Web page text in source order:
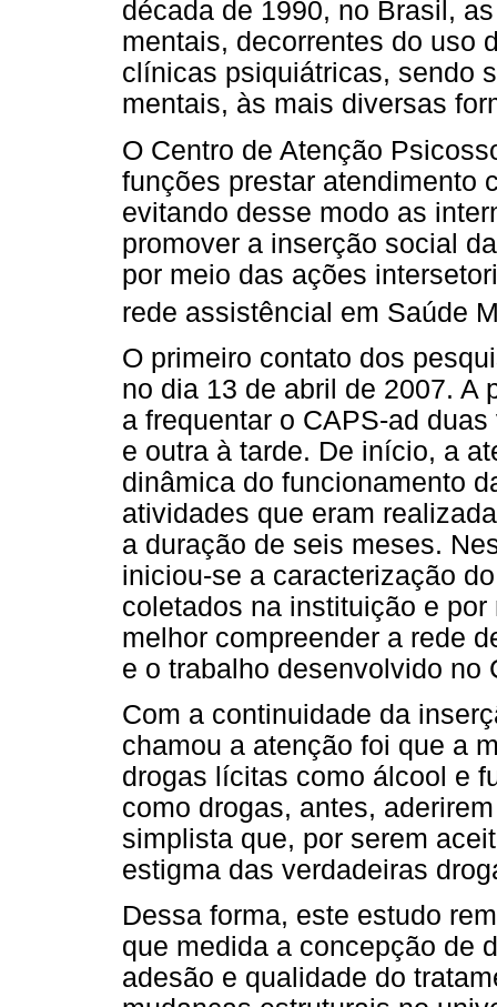
década de 1990, no Brasil,
mentais, decorrentes do uso
clínicas psiquiátricas, sendo
mentais, às mais diversas
O Centro de Atenção
funções prestar atendimento
evitando desse modo as
promover a inserção social
por meio das ações
rede assistêncial em Saúde
O primeiro contato dos
no dia 13 de abril de 2007. A
a frequentar o CAPS-ad
e outra à tarde. De início, a
dinâmica do funcionamento
atividades que eram
a duração de seis meses.
iniciou-se a caracterização
coletados na instituição e
melhor compreender a rede
e o trabalho desenvolvido no
Com a continuidade da
chamou a atenção foi que a
drogas lícitas como álcool e
como drogas, antes,
simplista que, por serem
estigma das verdadeiras
Dessa forma, este estudo
que medida a concepção de
adesão e qualidade do